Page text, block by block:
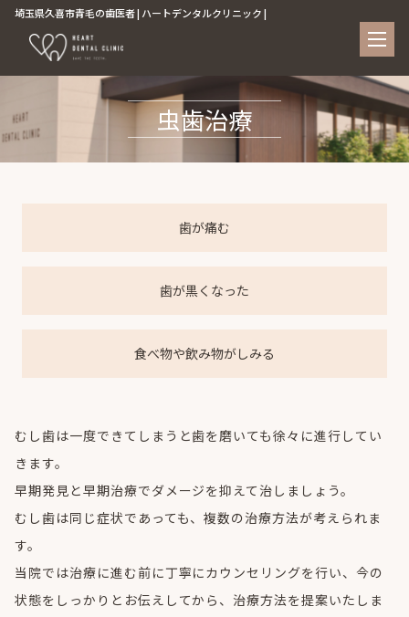
埼玉県久喜市青毛の歯医者 | ハートデンタルクリニック |
虫歯治療
歯が痛む
歯が黒くなった
食べ物や飲み物がしみる
むし歯は一度できてしまうと歯を磨いても徐々に進行してい
きます。
早期発見と早期治療でダメージを抑えて治しましょう。
むし歯は同じ症状であっても、複数の治療方法が考えられま
す。
当院では治療に進む前に丁寧にカウンセリングを行い、今の
状態をしっかりとお伝えしてから、治療方法を提案いたしま